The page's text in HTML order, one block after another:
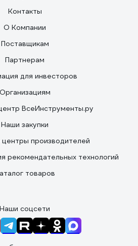
Контакты
О Компании
Поставщикам
Партнерам
для инвесторов
Организациям
ВсеИнструменты.ру
Наши закупки
производителей
рекомендательных технологий
товаров
Наши соцсети